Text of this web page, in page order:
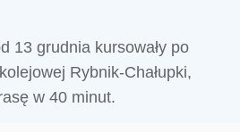
13 grudnia kursowały po
Rybnik-Chałupki,
w 40 minut.